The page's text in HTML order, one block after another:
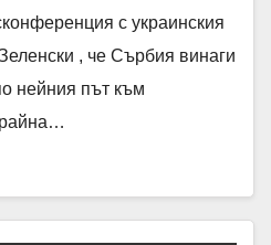
с украинския
, че Сърбия винаги
нейния път към